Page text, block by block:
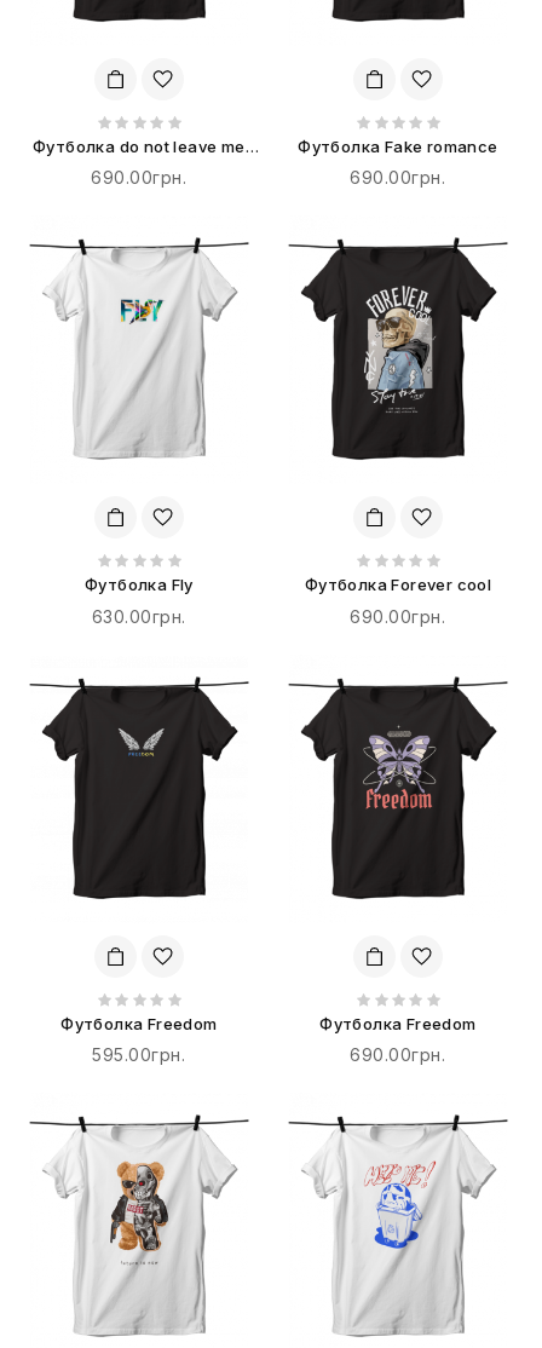
Футболка do not leave me
alone
690.00грн.
Футболка Fake romance
690.00грн.
Футболка Fly
630.00грн.
Футболка Forever cool
690.00грн.
Футболка Freedom
595.00грн.
Футболка Freedom
690.00грн.